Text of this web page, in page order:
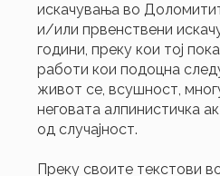
искачувања во
и/или првенствени
години, преку кои тој
работи кои подоцна
живот се, всушност,
неговата алпинистичка
од случајност.
Преку своите текстови